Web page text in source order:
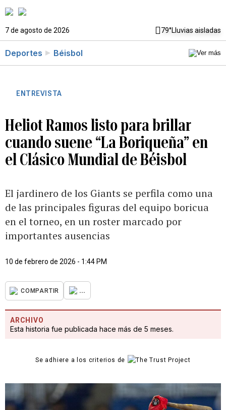
7 de agosto de 2026 79°Lluvias aisladas
Deportes Béisbol
ENTREVISTA
Heliot Ramos listo para brillar
cuando suene “La Boriqueña” en
el Clásico Mundial de Béisbol
El jardinero de los Giants se perfila como una
de las principales figuras del equipo boricua
en el torneo, en un roster marcado por
importantes ausencias
10 de febrero de 2026 - 1:44 PM
COMPARTIR ...
ARCHIVO
Esta historia fue publicada hace más de 5 meses.
Se adhiere a los criterios de